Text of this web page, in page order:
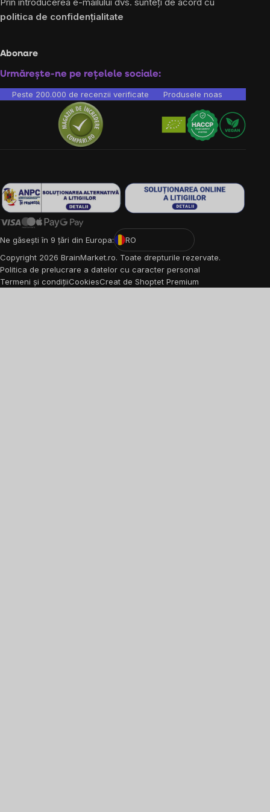
politica de confidențialitate
Abonare
Urmărește-ne pe rețelele sociale:
Peste 200.000 de recenzii verificate Produsele noastre sunt
Ne găsești în 9 țări din Europa:
RO
Copyright 2026 BrainMarket.ro. Toate drepturile rezervate.
Politica de prelucrare a datelor cu caracter personal
Termeni și condițiiCookiesCreat de Shoptet Premium